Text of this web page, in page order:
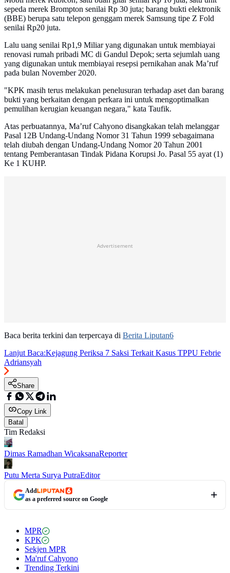
sepeda merek Brompton senilai Rp 30 juta; barang bukti elektronik
(BBE) berupa satu telepon genggam merek Samsung tipe Z Fold
senilai Rp20 juta.
Lalu uang senilai Rp1,9 Miliar yang digunakan untuk membiayai
renovasi rumah pribadi MC di Gandul Depok; serta sejumlah uang
yang digunakan untuk membiayai resepsi pernikahan anak Ma’ruf
pada bulan November 2020.
"KPK masih terus melakukan penelusuran terhadap aset dan barang
bukti yang berkaitan dengan perkara ini untuk mengoptimalkan
pemulihan kerugian keuangan negara," kata Taufik.
Atas perbuatannya, Ma’ruf Cahyono disangkakan telah melanggar
Pasal 12B Undang-Undang Nomor 31 Tahun 1999 sebagaimana
telah diubah dengan Undang-Undang Nomor 20 Tahun 2001
tentang Pemberantasan Tindak Pidana Korupsi Jo. Pasal 55 ayat (1)
Ke 1 KUHP.
Advertisement
Baca berita terkini dan terpercaya di Berita Liputan6
Lanjut Baca:Kejagung Periksa 7 Saksi Terkait Kasus TPPU Febrie
Adriansyah
Share
Copy Link
Batal
Tim Redaksi
Dimas Ramadhan WicaksanaReporter
Putu Merta Surya PutraEditor
Add
as a preferred source on Google
MPR
KPK
Sekjen MPR
Ma'ruf Cahyono
Trending Terkini